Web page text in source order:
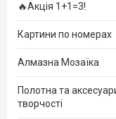
🔥Акція 1+1=3!
Картини по номерах
Алмазна Мозаїка
Полотна та
творчості